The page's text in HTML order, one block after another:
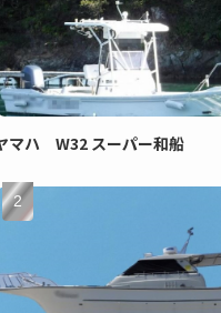
マハ W32 スーパー和船